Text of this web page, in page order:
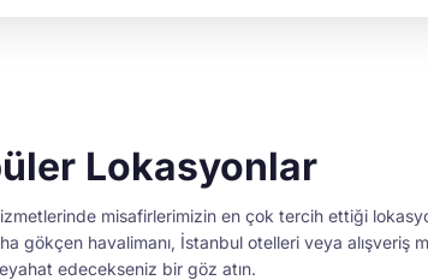
Lokasyonlar
misafirlerimizin en çok tercih ettiği
gökçen havalimanı, İstanbul otelleri veya alışveriş
edecekseniz bir göz atın.